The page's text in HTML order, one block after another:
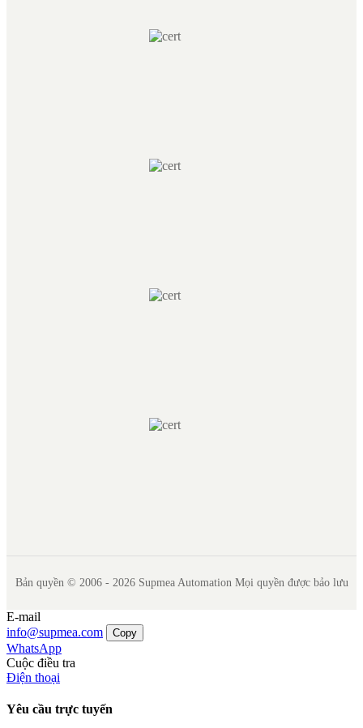
Bản quyền © 2006 - 2026 Supmea Automation Mọi quyền được bảo lưu
E-mail
info@supmea.com
Copy
WhatsApp
Cuộc điều tra
Điện thoại
Yêu cầu trực tuyến